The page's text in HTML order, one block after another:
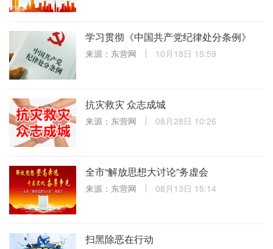
学习贯彻《中国共产党纪律处分条例》
来源：东营网 10月18日 15:59
抗灾救灾 众志成城
来源：东营网 08月28日 10:26
全市“解放思想大讨论”务虚会
来源：东营网 08月13日 15:14
扫黑除恶在行动